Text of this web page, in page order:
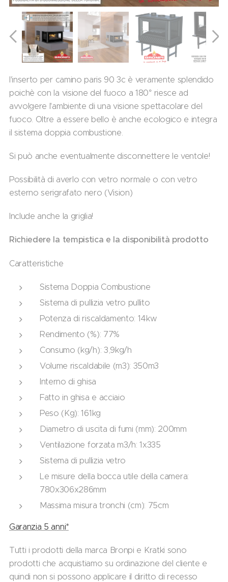
l'inserto per camino paris 90 3c è veramente splendido
poichè con la visione del fuoco a 180° riesce ad
avvolgere l'ambiente di una visione spettacolare del
fuoco. Oltre a essere bello è anche ecologico e integra
il sistema doppia combustione.
Si può anche eventualmente disconnettere le ventole!
Possibilità di averlo con vetro normale o con vetro
esterno serigrafato nero (Vision)
Include anche la griglia!
Richiedere la tempistica e la disponibilità prodotto
Caratteristiche
Sistema Doppia Combustione
Sistema di pullizia vetro pullito
Potenza di riscaldamento: 14kw
Rendimento (%): 77%
Consumo (kg/h): 3,9kg/h
Volume riscaldabile (m3): 350m3
Interno di ghisa
Fatto in ghisa e acciaio
Peso (Kg): 161kg
Diametro di uscita di fumi (mm): 200mm
Ventilazione forzata m3/h: 1x335
Sistema di pullizia vetro
Le misure della bocca utile della camera:
780x306x286mm
Massima misura tronchi (cm): 75cm
Garanzia 5 anni*
Tutti i prodotti della marca Bronpi e Kratki sono
prodotti che acquistiamo su ordinazione del cliente e
quindi non si possono applicare il diritto di recesso